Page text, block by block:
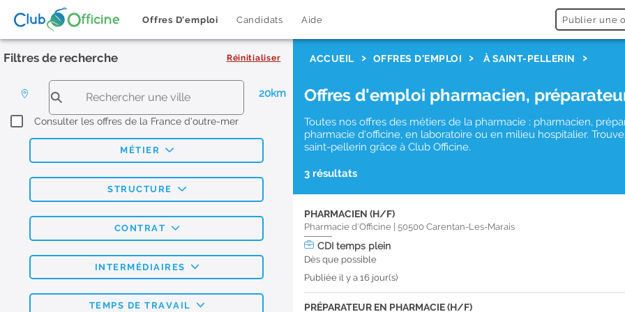
Offres D'emploi Candidats Aide Publier une
Filtres de recherche Réinitialiser
20km
Consulter les offres de la France d'outre-mer
MÉTIER
STRUCTURE
CONTRAT
INTERMÉDIAIRES
TEMPS DE TRAVAIL
ACCUEIL OFFRES D'EMPLOI À SAINT-PELLERIN
Offres d'emploi pharmacien,
Toutes nos offres des métiers de la pharmacie : pharmacien,
pharmacie d'officine, en laboratoire ou en milieu hospitalier.
saint-pellerin grâce à Club Officine.
3 résultats
PHARMACIEN (H/F)
Pharmacie d'Officine |50500Carentan-Les-Marais
CDItemps plein
Dès que possible
Publiée il y a 16 jour(s)
PRÉPARATEUR EN PHARMACIE (H/F)